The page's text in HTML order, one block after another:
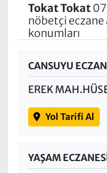
Tokat Tokat07
nöbetçi
konumları
CANSUYU
EREK
Yol Tarifi Al
YAŞAM